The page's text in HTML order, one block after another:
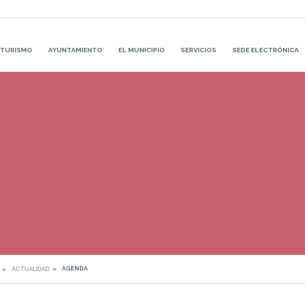
TURISMO AYUNTAMIENTO EL MUNICIPIO SERVICIOS SEDE ELECTRÓNICA
ACTUALIDAD AGENDA